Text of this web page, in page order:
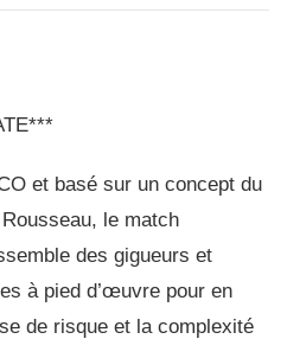
et basé sur un concept du
le match
des gigueurs et
à pied d’œuvre pour en
de risque et la complexité